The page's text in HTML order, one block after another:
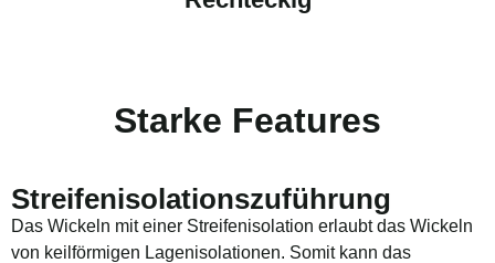
Starke Features
Streifenisolationszuführung
Das Wickeln mit einer Streifenisolation erlaubt das Wickeln
von keilförmigen Lagenisolationen. Somit kann das